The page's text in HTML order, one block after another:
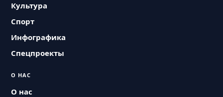
Культура
Спорт
Инфографика
Спецпроекты
О НАС
О нас